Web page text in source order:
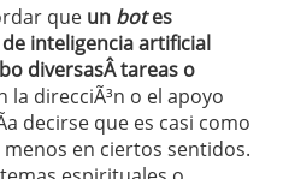
que un botes
inteligencia artificial
diversasÂ tareas o
la direcciÃ³n o el apoyo
decirse que es casi como
en ciertos sentidos.